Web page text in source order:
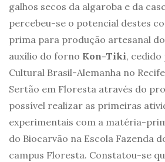
galhos secos da algaroba e da
percebeu-se o potencial destes
prima para produção artesanal
auxílio do forno Kon-Tiki, cedido
Cultural Brasil-Alemanha no
Sertão em Floresta através do
possível realizar as primeiras
experimentais com a matéria-
do Biocarvão na Escola Fazenda
campus Floresta. Constatou-se